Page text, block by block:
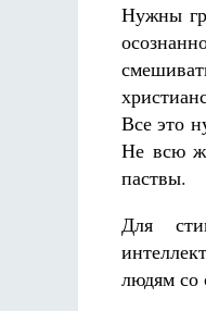
Нужны
Все это
Не всю
паствы.
Для
людям со